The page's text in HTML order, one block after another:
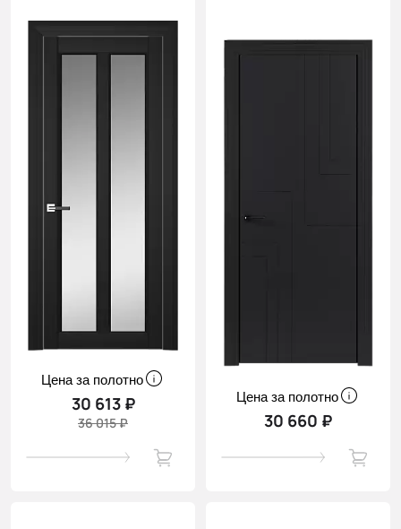
Цена за полотно
30 613 ₽
36 015 ₽
Цена за полотно
30 660 ₽